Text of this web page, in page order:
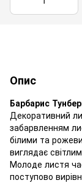
Опис
Барбарис
Декоративний
забарвленням
білими та
виглядає
Молоде листя
поступово